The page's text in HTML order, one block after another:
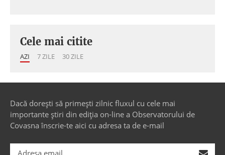
Cele mai citite
AZI 7 ZILE 30 ZILE
Dacă dorești să primești zilnic fluxul cu cele mai
importante știri din ediția on-line a Observatorului de
Covasna înscrie-te aici cu adresa ta de e-mail